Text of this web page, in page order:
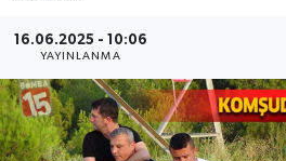
16.06.2025 - 10:06
YAYINLANMA